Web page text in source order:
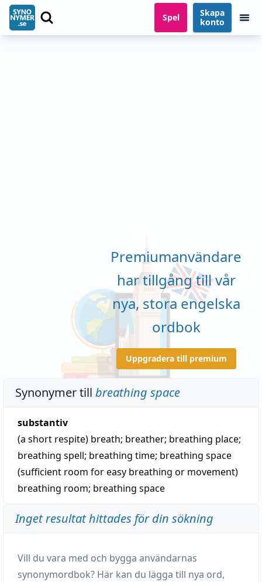
Spel
Skapa
konto
Premiumanvändare
har tillgång till vår
nya, stora engelska
ordbok
Uppgradera till premium
Synonymer till breathing space
substantiv
(a short respite) breath; breather; breathing place;
breathing spell; breathing time; breathing space
(sufficient room for easy breathing or movement)
breathing room; breathing space
Inget resultat hittades för din sökning
Vill du vara med och bygga användarnas
synonymordbok? Här kan du lägga till nya ord,